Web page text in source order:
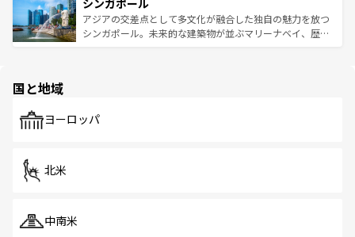
激する。気候は一年中温暖で、どの季節にも異なる楽しみ
が待っている。親しみやすいタイの人々、仏教を中心とし
た文化、そして多様な観光資源が、訪れる旅人を魅了し続
み、どこを訪れても感動するはず。観光スポットが密集し
ており、効率よく見どころを回れるのも魅力。息をのむよ
うな絶景から文化的な体験まで、香港を存分に楽しみ尽く
シンガポール
アジアの交差点として多文化が融合した独自の魅力を放つ
シンガポール。未来的な建築物が並ぶマリーナベイ、歴史
で、ホーカーズは地元の風情を楽しめる外せないスポット
国と地域
ヨーロッパ
北米
中南米